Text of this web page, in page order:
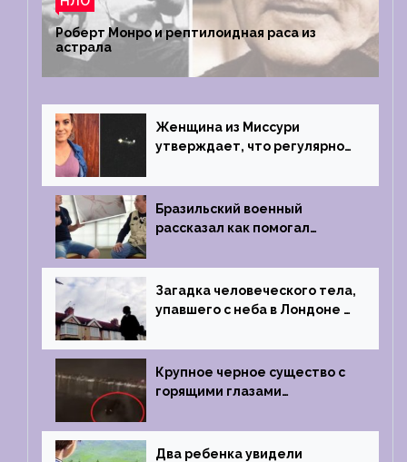
Роберт Монро и рептилоидная раса из
астрала
Женщина из Миссури
утверждает, что регулярно
инопланетянами
Бразильский военный
рассказал как помогал
1996 году
Загадка человеческого тела,
упавшего с неба в Лондоне в
Крупное черное существо с
горящими глазами
Два ребенка увидели